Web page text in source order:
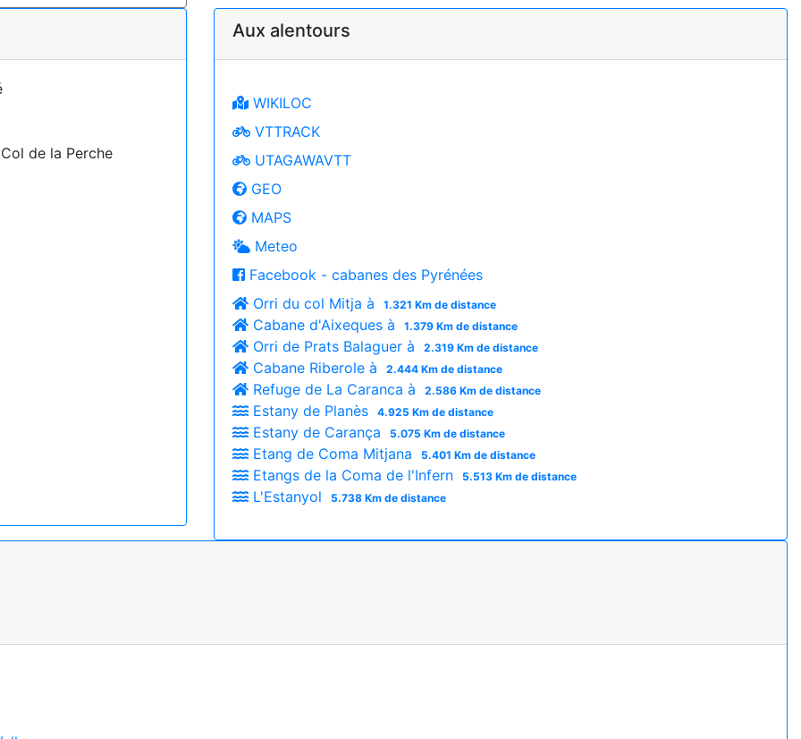
de la Perche
Aux alentours
WIKILOC
VTTRACK
UTAGAWAVTT
GEO
MAPS
Meteo
Facebook - cabanes des Pyrénées
Orri du col Mitja à
1.321 Km de distance
Cabane d'Aixeques à 1.379 Km de distance
Orri de Prats Balaguer à 2.319 Km de distance
Cabane Riberole à 2.444 Km de distance
Refuge de La Caranca à 2.586 Km de distance
Estany de Planès 4.925 Km de distance
Estany de Carança 5.075 Km de distance
Etang de Coma Mitjana 5.401 Km de distance
Etangs de la Coma de l'Infern 5.513 Km de distance
L'Estanyol 5.738 Km de distance